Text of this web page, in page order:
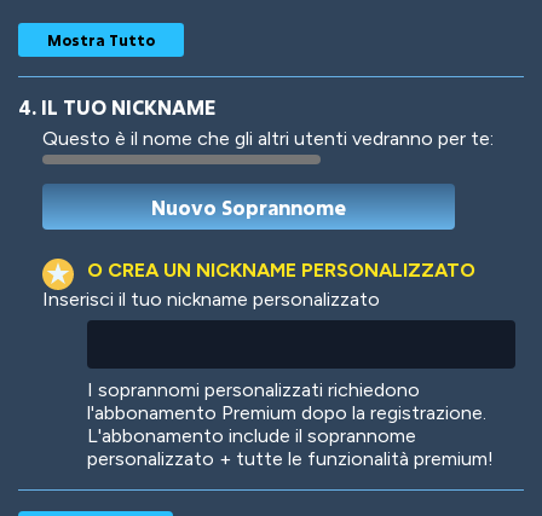
Woof Jungle Cats
Mostra Tutto
4. IL TUO NICKNAME
Questo è il nome che gli altri utenti vedranno per te:
O CREA UN NICKNAME PERSONALIZZATO
Inserisci il tuo nickname personalizzato
I soprannomi personalizzati richiedono
l'abbonamento Premium dopo la registrazione.
L'abbonamento include il soprannome
personalizzato + tutte le funzionalità premium!